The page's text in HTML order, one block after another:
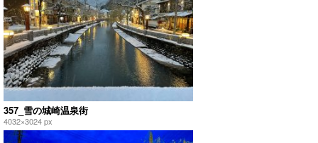
357_雪の城崎温泉街
4032×3024 px